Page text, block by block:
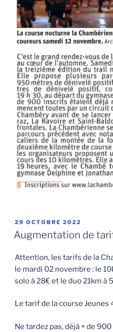
PUBLIÉ
LE
29 OCTOBRE 2022
Augmentation de
Attention, les tarifs de la
le mardi 02 novembre : le
solo à 28€ et le duo 21km à
Le tarif de la course
Ne tardez pas, déjà + de